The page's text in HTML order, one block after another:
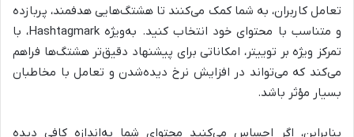
تعامل کاربران، به شما کمک می‌کنند تا هشتگ‌هایی هدفمند، پربازده
و متناسب با محتوای خود انتخاب کنید. به‌ویژه Hashtagmark، با
تمرکز ویژه بر توییتر، امکاناتی برای پیشنهاد دقیق‌تر هشتگ‌ها فراهم
می‌کند که می‌تواند در افزایش نرخ دیده‌شدن و تعامل با مخاطبان
بسیار مؤثر باشد.
بنابراین، اگر احساس می‌کنید محتوای شما به‌اندازه کافی دیده